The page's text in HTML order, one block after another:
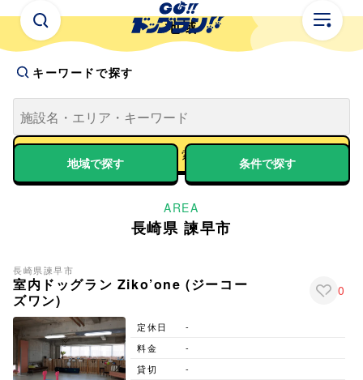
地域
キーワードで探す
地域で探す 条件で探す
AREA
長崎県 諫早市
長崎県諫早市
室内ドッグラン Ziko’one (ジーコー
ズワン)
0
定休日
-
料金
-
貸切
-